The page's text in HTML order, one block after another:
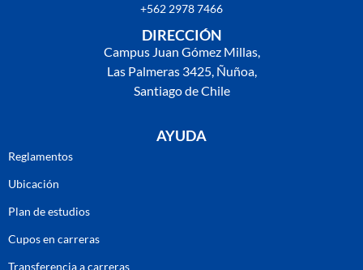
+562 2978 7466
DIRECCIÓN
Campus Juan Gómez Millas,
Las Palmeras 3425, Ñuñoa,
Santiago de Chile
AYUDA
Reglamentos
Ubicación
Plan de estudios
Cupos en carreras
Transferencia a carreras